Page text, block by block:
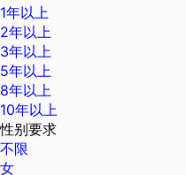
1年以上
2年以上
3年以上
5年以上
8年以上
10年以上
性别要求
不限
女